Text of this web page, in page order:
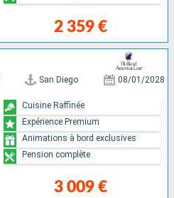
2 359 €
San Diego 08/01/2028
3 009 €
Cuisine Raffinée
Expérience Premium
Animations à bord exclusives
Pension complète